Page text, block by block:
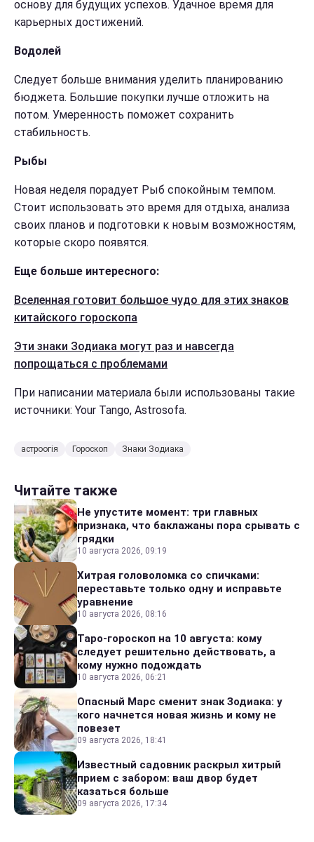
основу для будущих успехов. Удачное время для
карьерных достижений.
Водолей
Следует больше внимания уделить планированию
бюджета. Большие покупки лучше отложить на
потом. Умеренность поможет сохранить
стабильность.
Рыбы
Новая неделя порадует Рыб спокойным темпом.
Стоит использовать это время для отдыха, анализа
своих планов и подготовки к новым возможностям,
которые скоро появятся.
Еще больше интересного:
Вселенная готовит большое чудо для этих знаков
китайского гороскопа
Эти знаки Зодиака могут раз и навсегда
попрощаться с проблемами
При написании материала были использованы такие
источники: Your Tango, Astrosofa.
астроогія Гороскоп Знаки Зодиака
Читайте также
Не упустите момент: три главных
признака, что баклажаны пора срывать с
грядки
10 августа 2026, 09:19
Хитрая головоломка со спичками:
переставьте только одну и исправьте
уравнение
10 августа 2026, 08:16
Таро-гороскоп на 10 августа: кому
следует решительно действовать, а
кому нужно подождать
10 августа 2026, 06:21
Опасный Марс сменит знак Зодиака: у
кого начнется новая жизнь и кому не
повезет
09 августа 2026, 18:41
Известный садовник раскрыл хитрый
прием с забором: ваш двор будет
казаться больше
09 августа 2026, 17:34